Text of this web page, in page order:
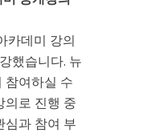
카데미 강의
했습니다. 뉴
참여하실 수
의로 진행 중
심과 참여 부